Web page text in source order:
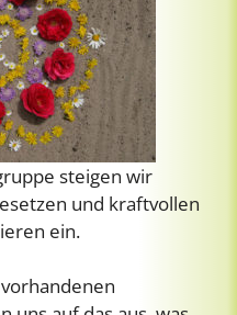
steigen wir
und kraftvollen
ein.